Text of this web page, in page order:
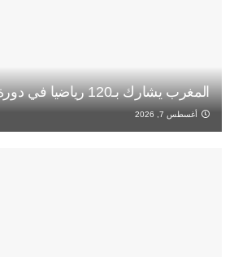
المغرب يشارك بـ120 رياضيا في دورة تارانتو 2026
أغسطس 7, 2026